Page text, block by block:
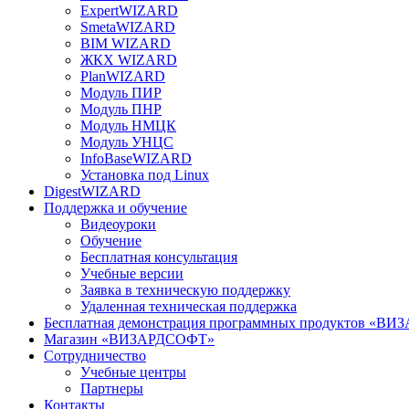
ExpertWIZARD
SmetaWIZARD
BIM WIZARD
ЖКХ WIZARD
PlanWIZARD
Модуль ПИР
Модуль ПНР
Модуль НМЦК
Модуль УНЦС
InfoBaseWIZARD
Установка под Linux
DigestWIZARD
Поддержка и обучение
Видеоуроки
Обучение
Бесплатная консультация
Учебные версии
Заявка в техническую поддержку
Удаленная техническая поддержка
Бесплатная демонстрация программных продуктов
Магазин «ВИЗАРДСОФТ»
Сотрудничество
Учебные центры
Партнеры
Контакты